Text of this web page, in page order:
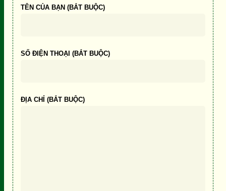
TÊN CỦA BẠN (BẮT BUỘC)
SỐ ĐIỆN THOẠI (BẮT BUỘC)
ĐỊA CHỈ (BẮT BUỘC)